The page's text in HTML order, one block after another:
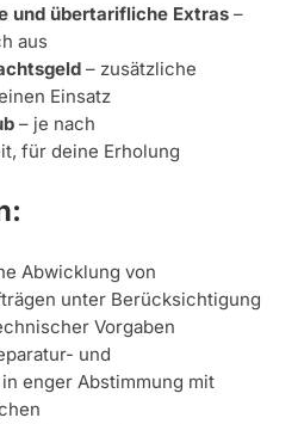
und übertarifliche Extras –
aus
– zusätzliche
Einsatz
– je nach
für deine Erholung
Abwicklung von
unter Berücksichtigung
Vorgaben
und
enger Abstimmung mit